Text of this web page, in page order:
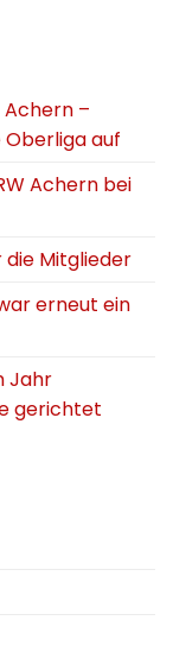
–
Oberliga auf
Achern bei
die Mitglieder
erneut ein
Jahr
gerichtet